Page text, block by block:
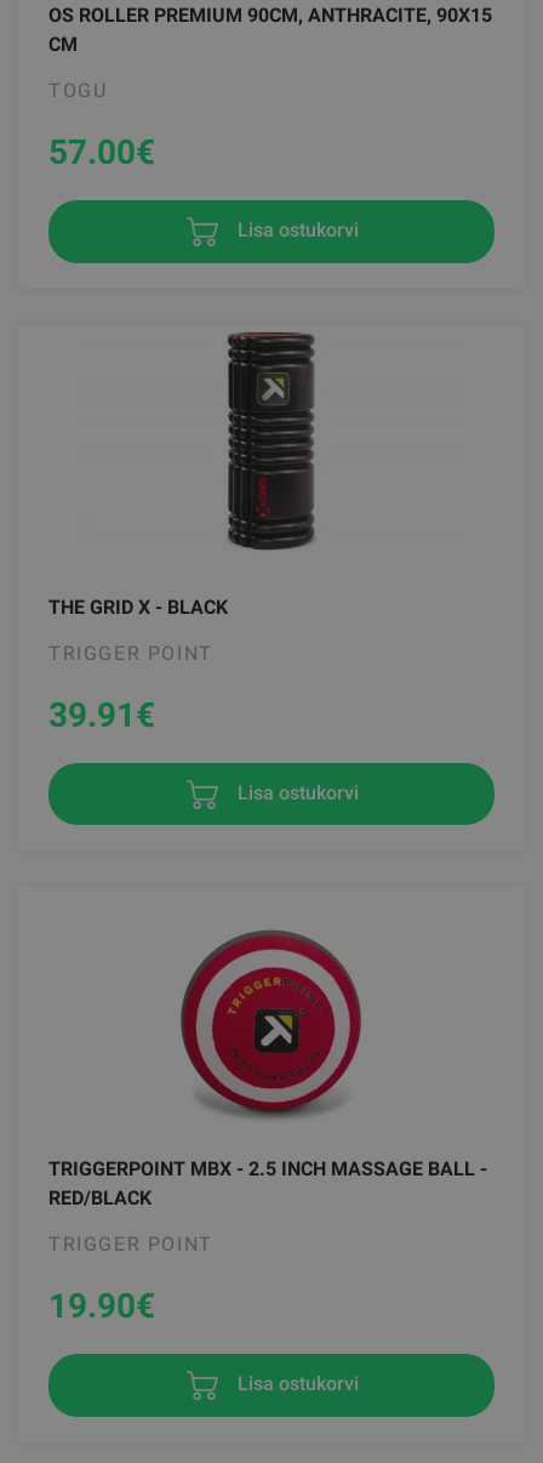
OS ROLLER PREMIUM 90CM, ANTHRACITE, 90X15
CM
TOGU
57.00€
Lisa ostukorvi
THE GRID X - BLACK
TRIGGER POINT
39.91€
Lisa ostukorvi
TRIGGERPOINT MBX - 2.5 INCH MASSAGE BALL -
RED/BLACK
TRIGGER POINT
19.90€
Lisa ostukorvi